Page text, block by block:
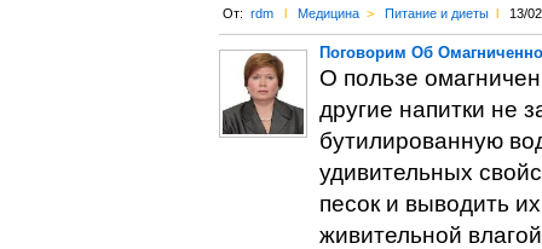
От: rdm l Медицина > Питание и диеты l 13/
Поговорим Об
О пользе
другие напитки не
бутилированную
удивительных
песок и выводить
живительной